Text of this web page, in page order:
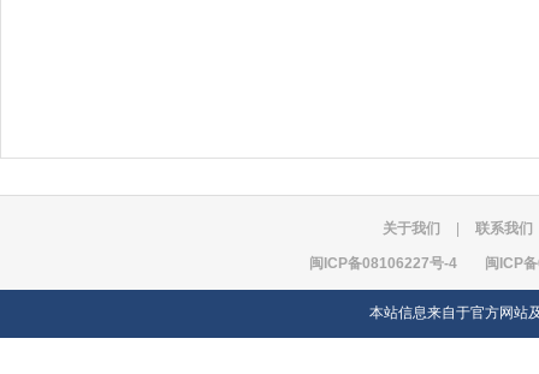
关于我们 联系我们
闽ICP备08106227号-4 闽ICP
本站信息来自于官方网站